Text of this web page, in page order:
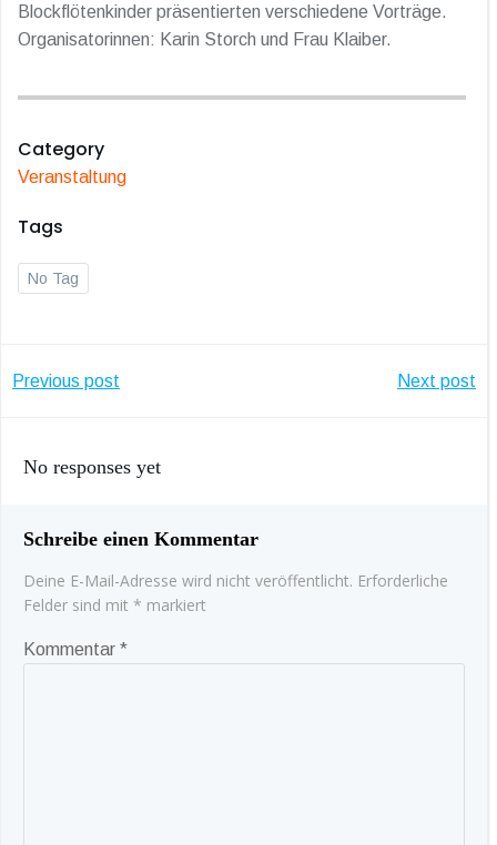
Blockflötenkinder präsentierten verschiedene Vorträge.
Organisatorinnen: Karin Storch und Frau Klaiber.
Category
Veranstaltung
Tags
No Tag
Post
navigation
Previous post Next post
No responses yet
Schreibe einen Kommentar
Deine E-Mail-Adresse wird nicht veröffentlicht. Erforderliche
Felder sind mit * markiert
Kommentar *